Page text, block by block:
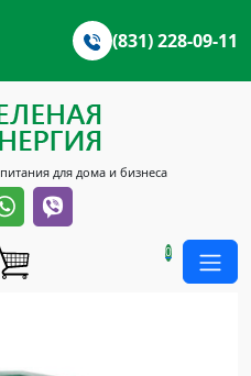
(831) 228-09-11
для дома и бизнеса
0